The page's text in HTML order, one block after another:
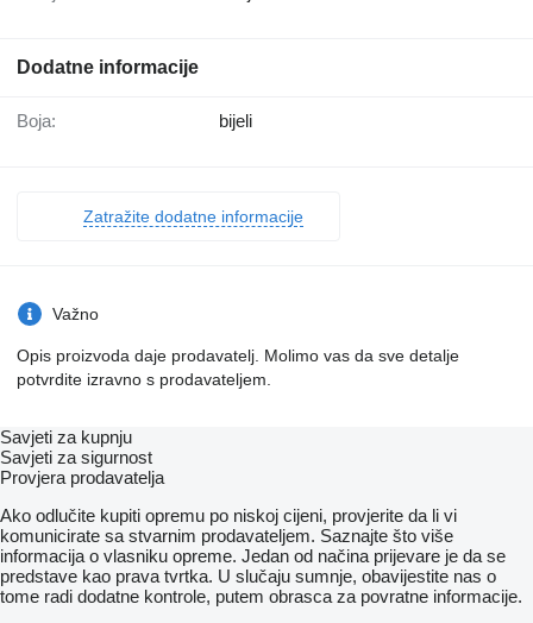
Dodatne informacije
Boja: bijeli
Zatražite dodatne informacije
Važno
Opis proizvoda daje prodavatelj. Molimo vas da sve detalje
potvrdite izravno s prodavateljem.
Savjeti za kupnju
Savjeti za sigurnost
Provjera prodavatelja
Ako odlučite kupiti opremu po niskoj cijeni, provjerite da li vi
komunicirate sa stvarnim prodavateljem. Saznajte što više
informacija o vlasniku opreme. Jedan od načina prijevare je da se
predstave kao prava tvrtka. U slučaju sumnje, obavijestite nas o
tome radi dodatne kontrole, putem obrasca za povratne informacije.